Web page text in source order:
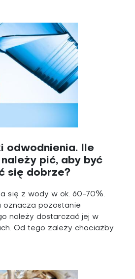
odwodnienia. Ile
pić, aby być
się dobrze?
się z wody w ok. 60-70%.
oznacza pozostanie
należy dostarczać jej w
Od tego zależy chociażby